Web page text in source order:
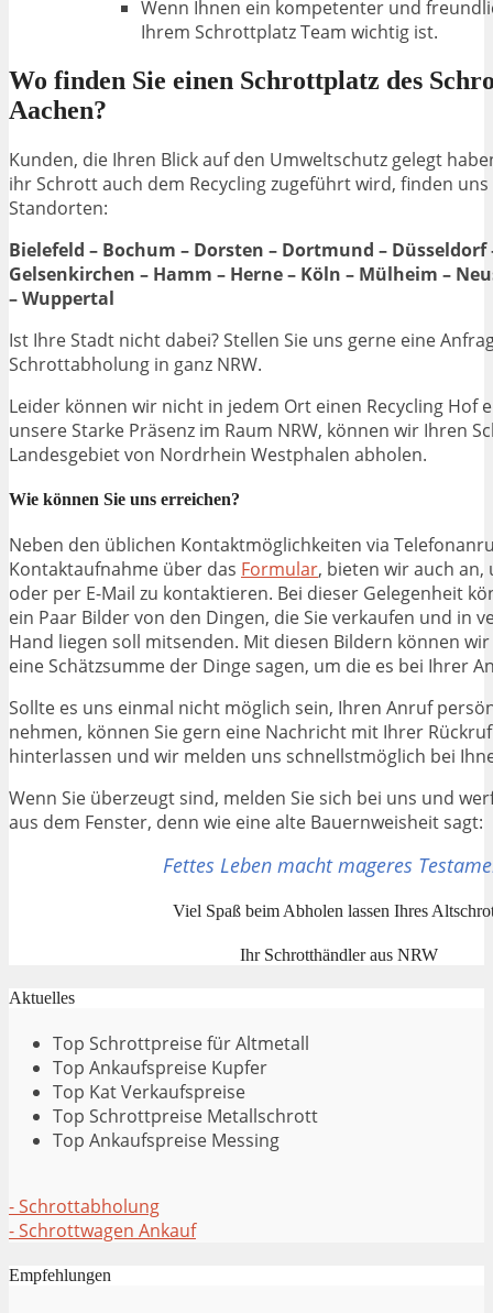
Wenn Ihnen ein kompetenter und
Ihrem Schrottplatz Team wichtig ist.
Wo finden Sie einen Schrottplatz des
Aachen?
Kunden, die Ihren Blick auf den Umweltschutz gelegt
ihr Schrott auch dem Recycling zugeführt wird, finden
Standorten:
Bielefeld – Bochum – Dorsten – Dortmund – Düsseldorf
Gelsenkirchen – Hamm – Herne – Köln – Mülheim –
– Wuppertal
Ist Ihre Stadt nicht dabei? Stellen Sie uns gerne eine
Schrottabholung in ganz NRW.
Leider können wir nicht in jedem Ort einen Recycling Hof
unsere Starke Präsenz im Raum NRW, können wir Ihren
Landesgebiet von Nordrhein Westphalen abholen.
Wie können Sie uns erreichen?
Neben den üblichen Kontaktmöglichkeiten via
Kontaktaufnahme über das Formular, bieten wir auch
oder per E-Mail zu kontaktieren. Bei dieser Gelegenheit
ein Paar Bilder von den Dingen, die Sie verkaufen und in
Hand liegen soll mitsenden. Mit diesen Bildern können
eine Schätzsumme der Dinge sagen, um die es bei Ihrer
Sollte es uns einmal nicht möglich sein, Ihren Anruf
nehmen, können Sie gern eine Nachricht mit Ihrer
hinterlassen und wir melden uns schnellstmöglich bei
Wenn Sie überzeugt sind, melden Sie sich bei uns und
aus dem Fenster, denn wie eine alte Bauernweisheit sagt:
Fettes Leben macht mageres
Viel Spaß beim Abholen lassen Ihres
Ihr Schrotthändler aus NRW
Aktuelles
Top Schrottpreise für Altmetall
Top Ankaufspreise Kupfer
Top Kat Verkaufspreise
Top Schrottpreise Metallschrott
Top Ankaufspreise Messing
- Schrottabholung
- Schrottwagen Ankauf
Empfehlungen